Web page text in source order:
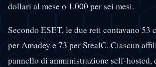
dollari al mese o 1.000 per sei mesi.
Secondo ESET, le due reti contavano 53
per Amadey e 73 per StealC. Ciascun
pannello di amministrazione self-hosted,